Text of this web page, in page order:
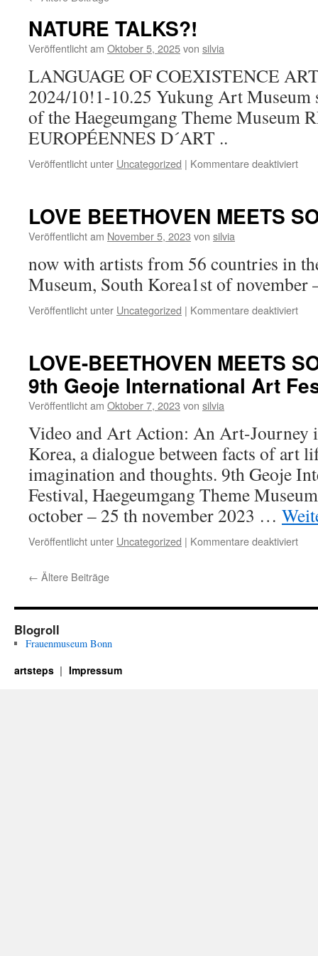
NATURE TALKS?!
Veröffentlicht am Oktober 5, 2025von silvia
LANGUAGE OF COEXISTENCE
2024/10!1-10.25 Yukung Art Museum
of the Haegeumgang Theme Museum
EUROPÉENNES D´ART ..
Veröffentlicht unter Uncategorized | Kommentare deaktiviertfür
LOVE BEETHOVEN MEETS
Veröffentlicht am November 5, 2023 von silvia
now with artists from 56 countries in
Museum, South Korea1st of november
Veröffentlicht unter Uncategorized | Kommentare deaktiviertfür
LOVE-BEETHOVEN MEETS
9th Geoje International Art
Veröffentlicht am Oktober 7, 2023 von silvia
Video and Art Action: An Art-Journey
Korea, a dialogue between facts of art
imagination and thoughts. 9th Geoje
Festival, Haegeumgang Theme
october – 25 th november 2023 …
Veröffentlicht unter Uncategorized | Kommentare deaktiviertfür
← Ältere Beiträge
Blogroll
Frauenmuseum Bonn
artsteps Impressum